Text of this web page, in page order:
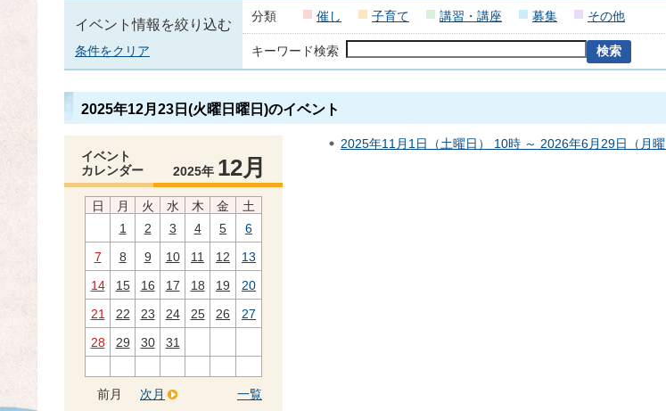
イベント情報を絞り込む
条件をクリア
分類 催し 子育て 講習・講座 募集 その他
キーワード検索
2025年12月23日(火曜日曜日)のイベント
イベント
カレンダー
2025年 12月
日 月 火 水 木 金
土
1
2 3 4 5
6
7
8 9 10 11 12
13
14
15 16 17 18 19
20
21
22 23 24 25 26
27
28
29 30 31
前月 一覧
次月
2025年11月1日（土曜日） 10時 ～ 2026年6月29日（月